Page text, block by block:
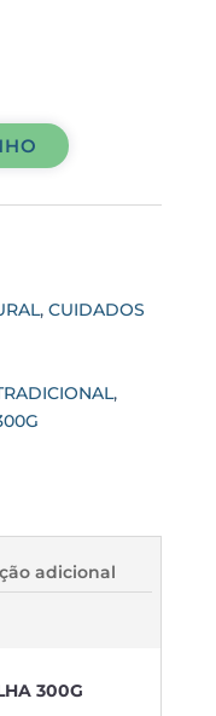
, CUIDADOS
,
adicional
300G